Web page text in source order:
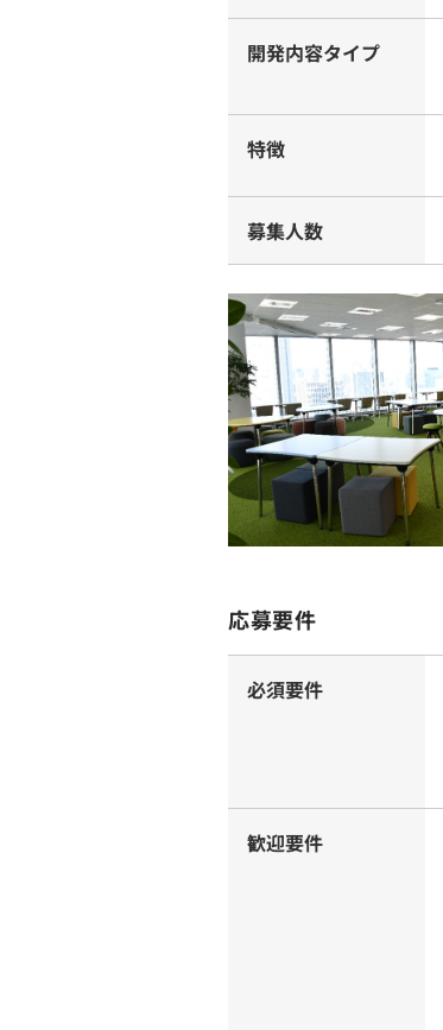
開発内容タイプ
特徴
募集人数
応募要件
必須要件
歓迎要件